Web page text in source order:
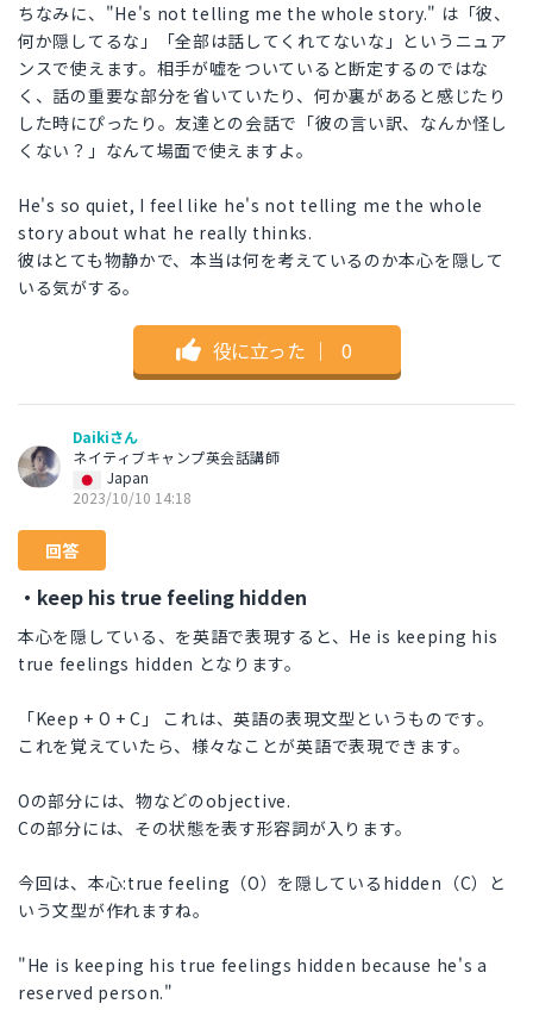
ちなみに、"He's not telling me the whole story." は「彼、
何か隠してるな」「全部は話してくれてないな」というニュア
ンスで使えます。相手が嘘をついていると断定するのではな
く、話の重要な部分を省いていたり、何か裏があると感じたり
した時にぴったり。友達との会話で「彼の言い訳、なんか怪し
くない？」なんて場面で使えますよ。
He's so quiet, I feel like he's not telling me the whole
story about what he really thinks.
彼はとても物静かで、本当は何を考えているのか本心を隠して
いる気がする。
役に立った ｜ 0
Daikiさん
ネイティブキャンプ英会話講師
Japan
2023/10/10 14:18
回答
・keep his true feeling hidden
本心を隠している、を英語で表現すると、He is keeping his
true feelings hidden となります。
「Keep + O + C」 これは、英語の表現文型というものです。
これを覚えていたら、様々なことが英語で表現できます。
Oの部分には、物などのobjective.
Cの部分には、その状態を表す形容詞が入ります。
今回は、本心:true feeling（O）を隠しているhidden（C）と
いう文型が作れますね。
"He is keeping his true feelings hidden because he's a
reserved person."